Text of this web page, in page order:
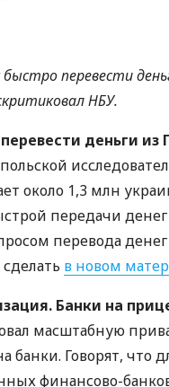
перевести
НБУ.
деньги
около 1,3 млн
передачи
перевода
в новом
Банки на
масштабную
банки. Говорят, что
финансово-